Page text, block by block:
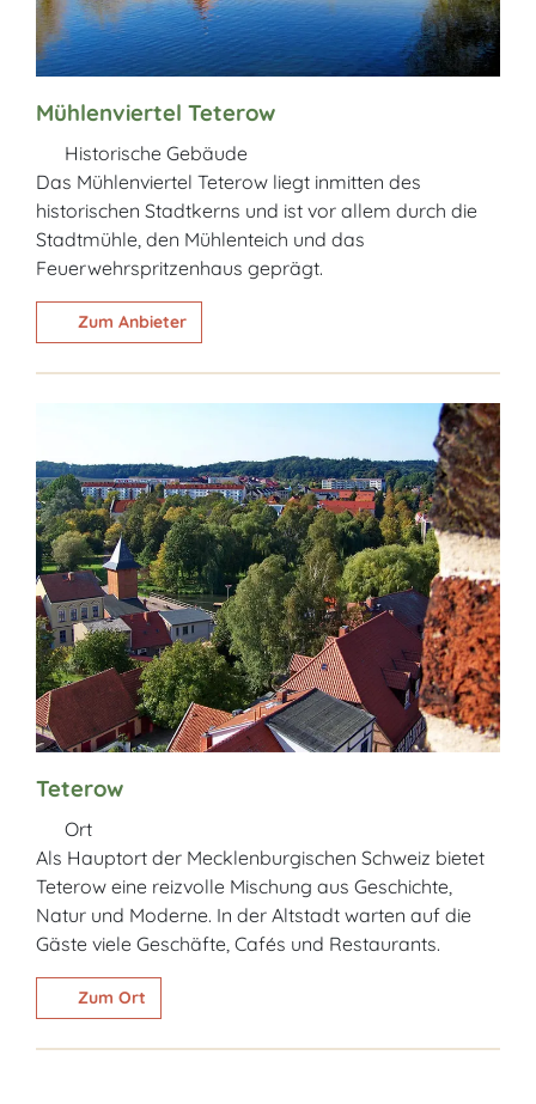
Mühlenviertel Teterow
Historische Gebäude
Das Mühlenviertel Teterow liegt inmitten des
historischen Stadtkerns und ist vor allem durch die
Stadtmühle, den Mühlenteich und das
Feuerwehrspritzenhaus geprägt.
Zum Anbieter
Teterow
Ort
Als Hauptort der Mecklenburgischen Schweiz bietet
Teterow eine reizvolle Mischung aus Geschichte,
Natur und Moderne. In der Altstadt warten auf die
Gäste viele Geschäfte, Cafés und Restaurants.
Zum Ort